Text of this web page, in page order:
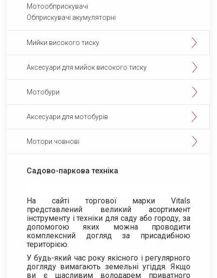
Мотообприскувачі
Обприскувачі акумуляторні
Мийки високого тиску
Аксесуари для мийок високого тиску
Мотобури
Аксесуари для мотобурів
Мотори човнові
Садово-паркова техніка
На сайті торгової марки Vitals
представлений великий асортимент
інструменту і техніки для саду або городу, за
допомогою яких можна проводити
комплексний догляд за присадибною
територією.
У будь-який час року якісного і регулярного
догляду вимагають земельні угіддя. Якщо
ви є щасливим володарем приватного